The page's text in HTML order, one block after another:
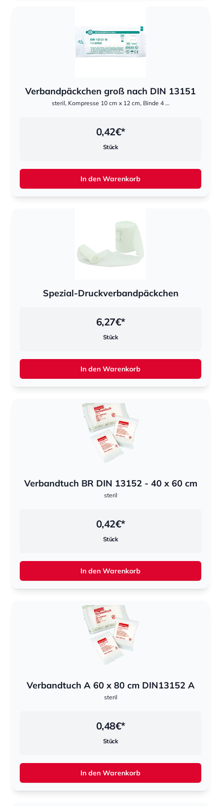
Verbandpäckchen groß nach DIN 13151
steril, Kompresse 10 cm x 12 cm, Binde 4 ...
0,42€*
Stück
In den Warenkorb
Spezial-Druckverbandpäckchen
6,27€*
Stück
In den Warenkorb
Verbandtuch BR DIN 13152 - 40 x 60 cm
steril
0,42€*
Stück
In den Warenkorb
Verbandtuch A 60 x 80 cm DIN13152 A
steril
0,48€*
Stück
In den Warenkorb